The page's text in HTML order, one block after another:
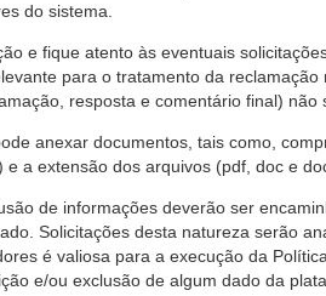
do sistema.
e fique atento às eventuais
para o tratamento da
resposta e comentário final)
anexar documentos, tais como,
a extensão dos arquivos (pdf, doc e
de informações deverão ser
Solicitações desta natureza serão
é valiosa para a execução da
e/ou exclusão de algum dado da